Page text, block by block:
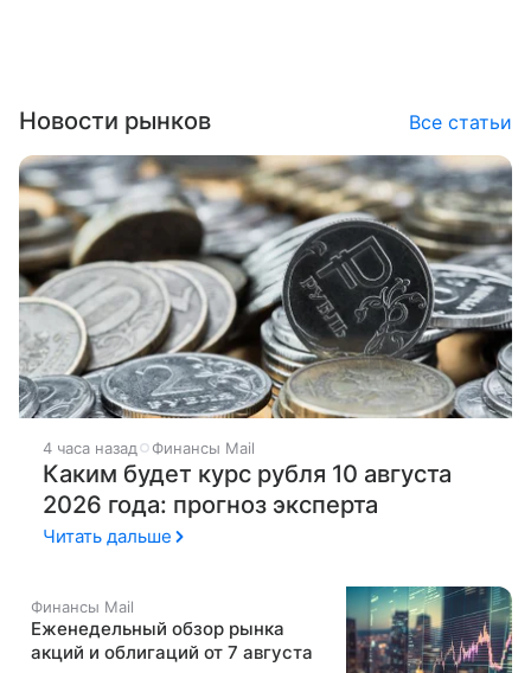
Новости рынков Все статьи
4 часа назад Финансы Mail
Каким будет курс рубля 10 августа
2026 года: прогноз эксперта
Читать дальше
Финансы Mail
Еженедельный обзор рынка
акций и облигаций от 7 августа